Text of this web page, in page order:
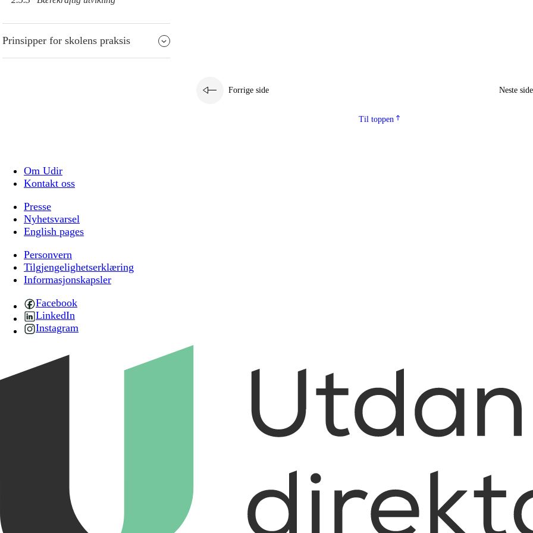
Prinsipper for skolens praksis
Forrige side Neste side
Til toppen
Om Udir
Kontakt oss
Presse
Nyhetsvarsel
English pages
Personvern
Tilgjengelighetserklæring
Informasjonskapsler
Facebook
LinkedIn
Instagram